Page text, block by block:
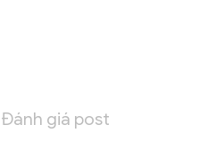
Đánh giá post